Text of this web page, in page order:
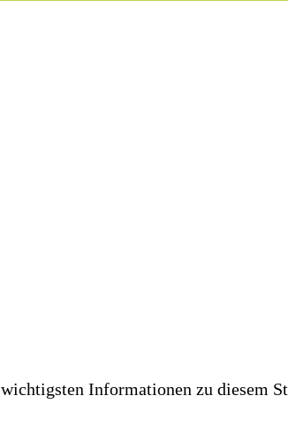
Informationen zu diesem